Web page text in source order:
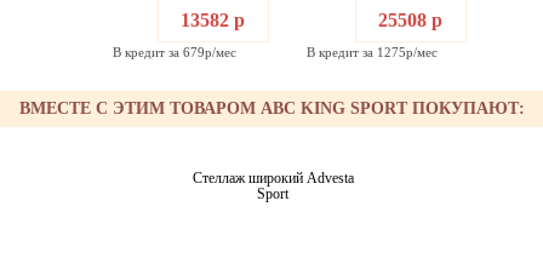
13582 р
В кредит за 679р/мес
25508 р
В кредит за 1275р/мес
ВМЕСТЕ С ЭТИМ ТОВАРОМ ABC KING SPORT ПОКУПАЮТ:
Стеллаж широкий Advesta
Sport